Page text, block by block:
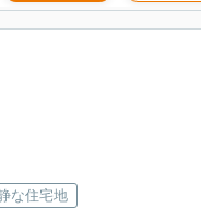
な住宅地